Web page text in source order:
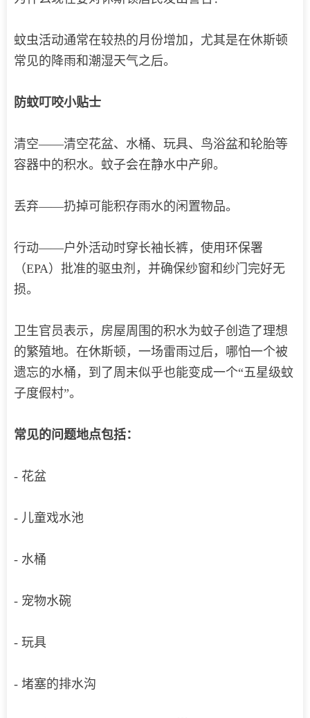
蚊虫活动通常在较热的月份增加，尤其是在休斯顿
常见的降雨和潮湿天气之后。
防蚊叮咬小贴士
清空——清空花盆、水桶、玩具、鸟浴盆和轮胎等
容器中的积水。蚊子会在静水中产卵。
丢弃——扔掉可能积存雨水的闲置物品。
行动——户外活动时穿长袖长裤，使用环保署
（EPA）批准的驱虫剂，并确保纱窗和纱门完好无
损。
卫生官员表示，房屋周围的积水为蚊子创造了理想
的繁殖地。在休斯顿，一场雷雨过后，哪怕一个被
遗忘的水桶，到了周末似乎也能变成一个“五星级蚊
子度假村”。
常见的问题地点包括：
- 花盆
- 儿童戏水池
- 水桶
- 宠物水碗
- 玩具
- 堵塞的排水沟